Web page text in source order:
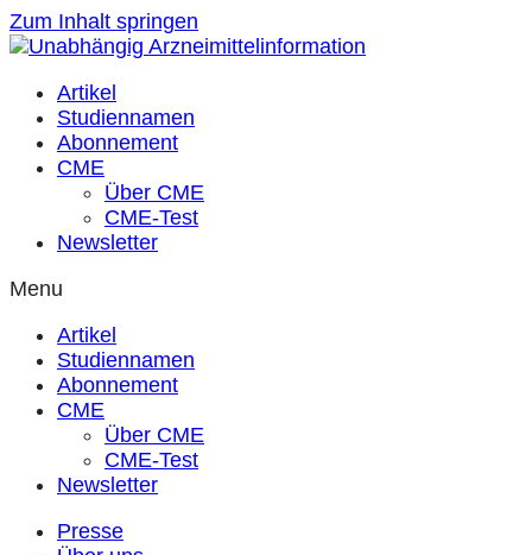
Zum Inhalt springen
Artikel
Studiennamen
Abonnement
CME
Über CME
CME-Test
Newsletter
Menu
Artikel
Studiennamen
Abonnement
CME
Über CME
CME-Test
Newsletter
Presse